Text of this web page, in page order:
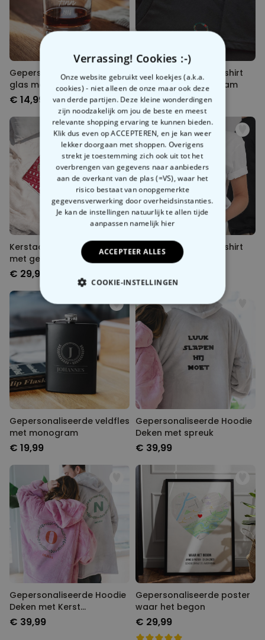
Gepersonaliseerd whisky
glas met tekst
€ 14,99
Gepersonaliseerd t-shirt
met winters monogram
€ 29,99
Kerstachtige boxershort
met gezicht en patroon
€ 29,99
Gepersonaliseerd t-shirt
Gepersonaliseerde veldfles
met monogram
€ 19,99
Gepersonaliseerde Hoodie
Deken met spreuk
€ 39,99
Gepersonaliseerde Hoodie
Deken met Kerst
monogram
€ 39,99
Gepersonaliseerde poster
waar het begon
€ 29,99
Verrassing! Cookies :-)
Onze website gebruikt veel koekjes (a.k.a.
cookies) - niet alleen de onze maar ook deze
van derde partijen. Deze kleine wonderdingen
zijn noodzakelijk om jou de beste en meest
relevante shopping ervaring te kunnen bieden.
Klik dus even op ACCEPTEREN, en je kan weer
lekker doorgaan met shoppen. Overigens
strekt je toestemming zich ook uit tot het
overbrengen van gegevens naar aanbieders
aan de overkant van de plas (=VS), waar het
risico bestaat van onopgemerkte
gegevensverwerking door overheidsinstanties.
Je kan de instellingen natuurlijk te allen tijde
aanpassen namelijk hier
ACCEPTEER ALLES
COOKIE-INSTELLINGEN
NOODZAKELIJK
PERFORMANCE
MARKETING OVERIGE